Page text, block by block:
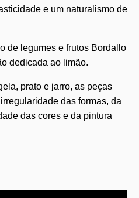
e um naturalismo de
de legumes e frutos Bordallo
dedicada ao limão.
prato e jarro, as peças
das formas, da
das cores e da pintura